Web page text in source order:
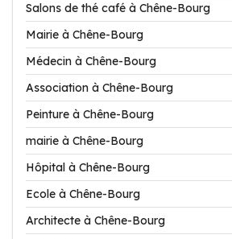
Salons de thé café à Chêne-Bourg
Mairie à Chêne-Bourg
Médecin à Chêne-Bourg
Association à Chêne-Bourg
Peinture à Chêne-Bourg
mairie à Chêne-Bourg
Hôpital à Chêne-Bourg
Ecole à Chêne-Bourg
Architecte à Chêne-Bourg